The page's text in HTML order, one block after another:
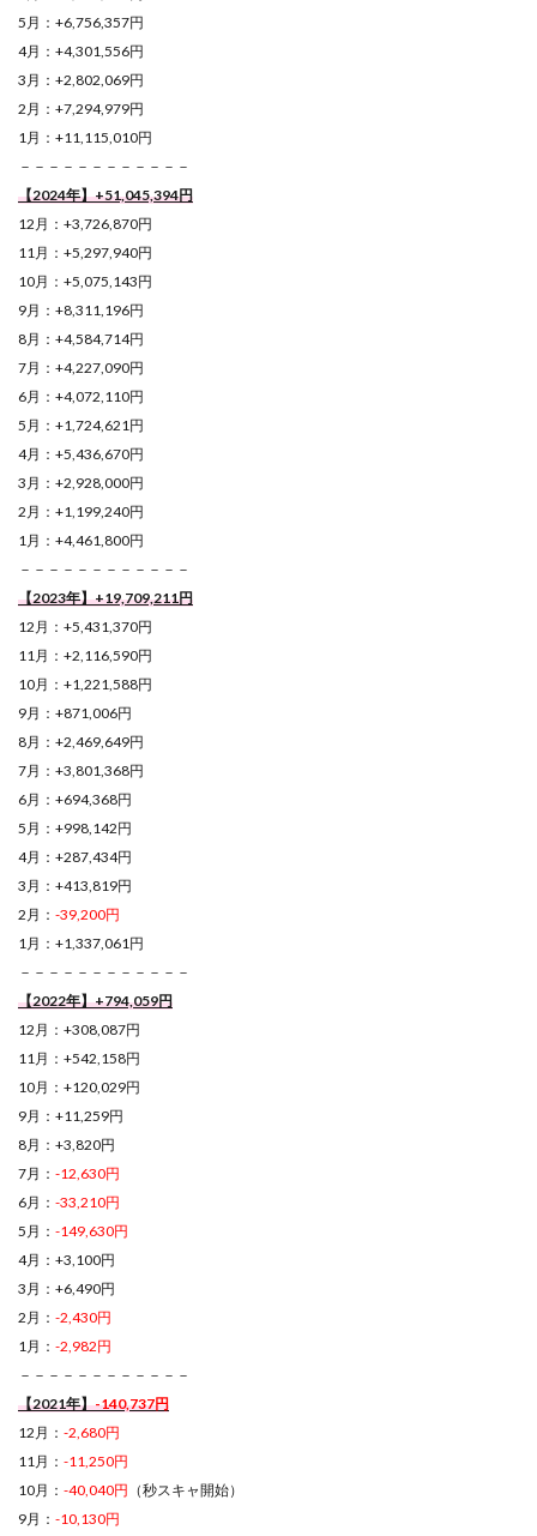
5月：+6,756,357円
4月：+4,301,556円
3月：+2,802,069円
2月：+7,294,979円
1月：+11,115,010円
－－－－－－－－－－－－
【2024年】+51,045,394円
12月：+3,726,870円
11月：+5,297,940円
10月：+5,075,143円
9月：+8,311,196円
8月：+4,584,714円
7月：+4,227,090円
6月：+4,072,110円
5月：+1,724,621円
4月：+5,436,670円
3月：+2,928,000円
2月：+1,199,240円
1月：+4,461,800円
－－－－－－－－－－－－
【2023年】+19,709,211円
12月：+5,431,370円
11月：+2,116,590円
10月：+1,221,588円
9月：+871,006円
8月：+2,469,649円
7月：+3,801,368円
6月：+694,368円
5月：+998,142円
4月：+287,434円
3月：+413,819円
2月： -39,200円
1月：+1,337,061円
－－－－－－－－－－－－
【2022年】+794,059円
12月：+308,087円
11月：+542,158円
10月：+120,029円
9月：+11,259円
8月：+3,820円
7月： -12,630円
6月： -33,210円
5月： -149,630円
4月：+3,100円
3月：+6,490円
2月： -2,430円
1月： -2,982円
－－－－－－－－－－－－
【2021年】-140,737円
12月： -2,680円
11月： -11,250円
10月： -40,040円 （秒スキャ開始）
9月： -10,130円